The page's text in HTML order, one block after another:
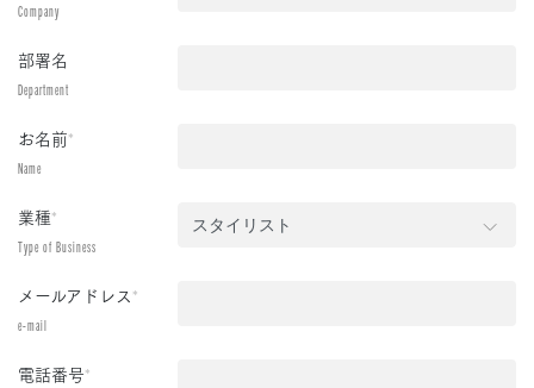
Company
部署名
Department
お名前*
Name
業種*
Type of Business
メールアドレス*
e-mail
電話番号*